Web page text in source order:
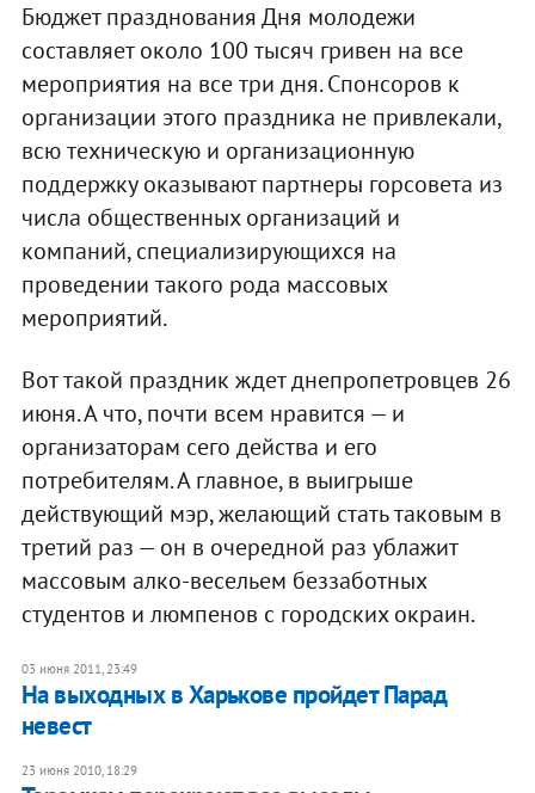
Бюджет празднования Дня молодежи
составляет около 100 тысяч гривен на все
мероприятия на все три дня. Спонсоров к
организации этого праздника не привлекали,
всю техническую и организационную
поддержку оказывают партнеры горсовета из
числа общественных организаций и
компаний, специализирующихся на
проведении такого рода массовых
мероприятий.
Вот такой праздник ждет днепропетровцев 26
июня. А что, почти всем нравится — и
организаторам сего действа и его
потребителям. А главное, в выигрыше
действующий мэр, желающий стать таковым в
третий раз — он в очередной раз ублажит
массовым алко-весельем беззаботных
студентов и люмпенов с городских окраин.
03 июня 2011, 23:49
На выходных в Харькове пройдет Парад
невест
23 июня 2010, 18:29